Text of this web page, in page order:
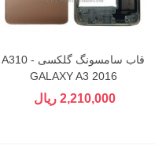
قاب سامسونگ گلکسی A310 -
GALAXY A3 2016
2,210,000 ریال